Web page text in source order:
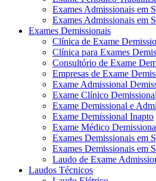
Exames Admissionais em
Exames Admissionais em
Exames Demissionais
Clínica de Exame
Clínica para Exames
Consultório de Exame
Empresas de Exame
Exame Admissional
Exame Clínico Demissional
Exame Demissional e
Exame Demissional Inapto
Exame Médico
Exames Demissionais em
Exames Demissionais em
Laudo de Exame
Laudos Técnicos